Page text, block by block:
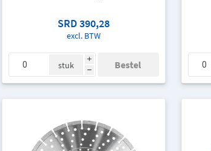
SRD 390,28
excl. BTW
i
h
stuk